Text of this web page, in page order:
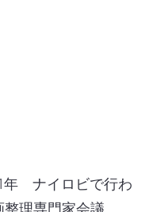
ナイロビで行わ